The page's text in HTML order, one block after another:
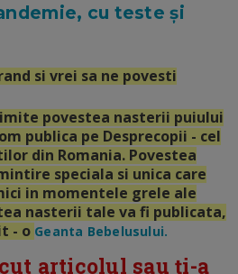
cu teste și
si vrei sa ne povesti
povestea nasterii puiului
publica pe Desprecopii - cel
din Romania. Povestea
speciala si unica care
in momentele grele ale
nasterii tale va fi publicata,
- o Geanta Bebelusului.
articolul sau ți-a